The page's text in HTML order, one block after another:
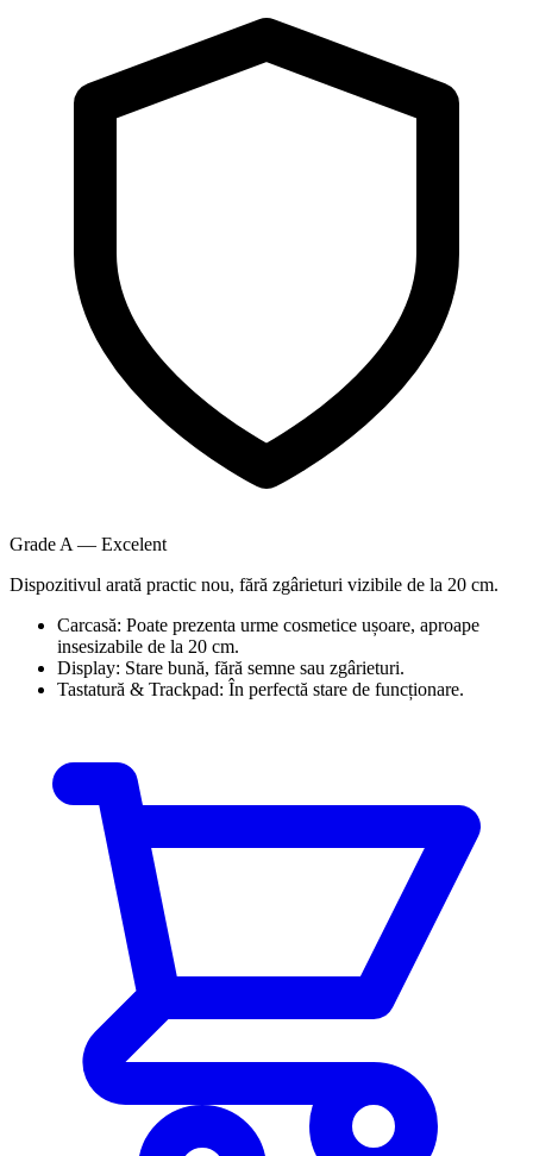
Grade A — Excelent
Dispozitivul arată practic nou, fără zgârieturi vizibile de la 20 cm.
Carcasă: Poate prezenta urme cosmetice ușoare, aproape
insesizabile de la 20 cm.
Display: Stare bună, fără semne sau zgârieturi.
Tastatură & Trackpad: În perfectă stare de funcționare.